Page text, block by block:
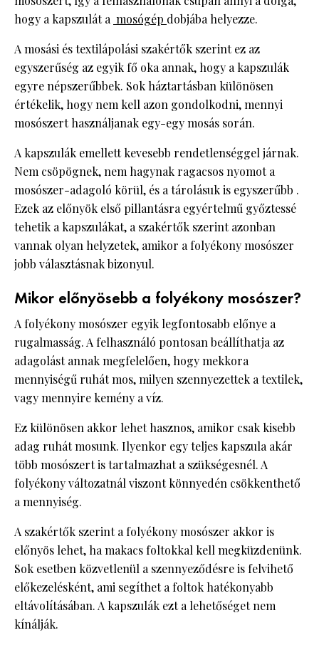
hogy a kapszulát a mosógép dobjába helyezze.
A mosási és textilápolási szakértők szerint ez az
egyszerűség az egyik fő oka annak, hogy a kapszulák
egyre népszerűbbek. Sok háztartásban különösen
értékelik, hogy nem kell azon gondolkodni, mennyi
mosószert használjanak egy-egy mosás során.
A kapszulák emellett kevesebb rendetlenséggel járnak.
Nem csöpögnek, nem hagynak ragacsos nyomot a
mosószer-adagoló körül, és a tárolásuk is egyszerűbb .
Ezek az előnyök első pillantásra egyértelmű győztessé
tehetik a kapszulákat, a szakértők szerint azonban
vannak olyan helyzetek, amikor a folyékony mosószer
jobb választásnak bizonyul.
Mikor előnyösebb a folyékony mosószer?
A folyékony mosószer egyik legfontosabb előnye a
rugalmasság. A felhasználó pontosan beállíthatja az
adagolást annak megfelelően, hogy mekkora
mennyiségű ruhát mos, milyen szennyezettek a textilek,
vagy mennyire kemény a víz.
Ez különösen akkor lehet hasznos, amikor csak kisebb
adag ruhát mosunk. Ilyenkor egy teljes kapszula akár
több mosószert is tartalmazhat a szükségesnél. A
folyékony változatnál viszont könnyedén csökkenthető
a mennyiség.
A szakértők szerint a folyékony mosószer akkor is
előnyös lehet, ha makacs foltokkal kell megküzdenünk.
Sok esetben közvetlenül a szennyeződésre is felvihető
előkezelésként, ami segíthet a foltok hatékonyabb
eltávolításában. A kapszulák ezt a lehetőséget nem
kínálják.